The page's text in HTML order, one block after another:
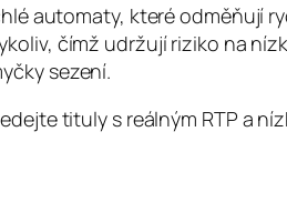
automaty, které odměňují
čímž udržují riziko na
sezení.
tituly s reálným RTP a